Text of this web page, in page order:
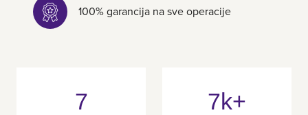
100% garancija na sve operacije
7 7k+